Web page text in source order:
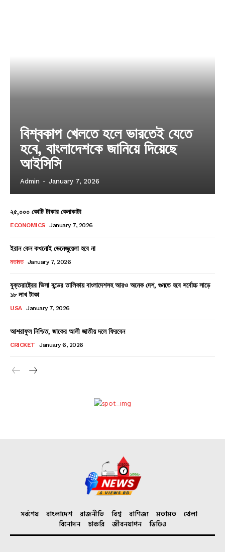
বিশ্বকাপ খেলতে হলে ভারতেই যেতে
হবে, বাংলাদেশকে জানিয়ে দিয়েছে
আইসিসি
Admin - January 7, 2026
২৫,০০০ কোটি টাকার কেনাকাটা
ECONOMICS January 7, 2026
ইরান কেন কখনোই ভেনেজুয়েলা হবে না
মতামত January 7, 2026
যুক্তরাষ্ট্রের ভিসা বন্ডের তালিকায় বাংলাদেশসহ আরও অনেক দেশ, গুনতে হবে সর্বোচ্চ সাড়ে
১৮ লাখ টাকা
USA January 7, 2026
আশরাফুল নিশ্চিত, জাকের আলী জাতীয় দলে ফিরবেন
CRICKET January 6, 2026
সর্বশেষ বাংলাদেশ রাজনীতি বিশ্ব বাণিজ্য মতামত
খেলা
বিনোদন
চাকরি জীবনযাপন ভিডিও